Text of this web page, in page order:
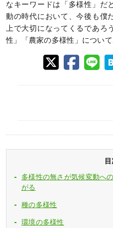
なキーワードは「多様性」だ
動の時代において、今後も僕
上で大切になってくるであろ
性」「農家の多様性」について
多様性の無さが気候変動へ
がる
種の多様性
環境の多様性